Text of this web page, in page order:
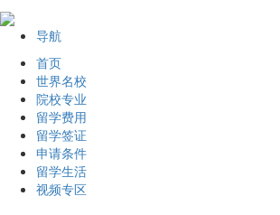
导航
首页
世界名校
院校专业
留学费用
留学签证
申请条件
留学生活
视频专区